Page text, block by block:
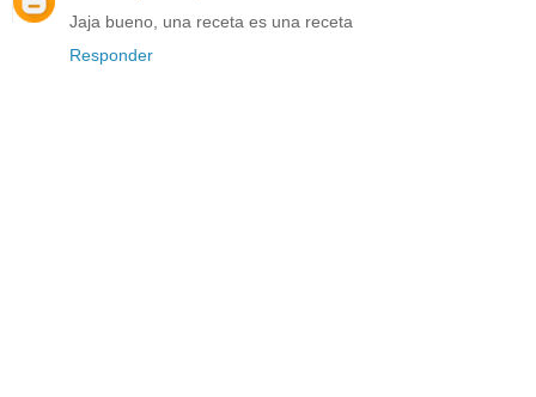
Jaja bueno, una receta es una receta
Responder